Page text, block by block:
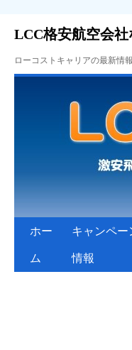
LCC格安航空会
ローコストキャリアの最新情
ホー
ム
キャンペー
情報